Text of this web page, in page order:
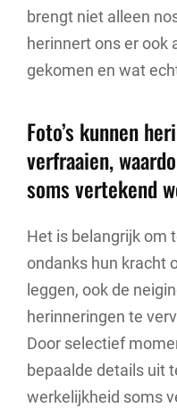
brengt niet alleen
herinnert ons er ook
gekomen en wat
Foto’s kunnen
verfraaien,
soms vertekend
Het is belangrijk om
ondanks hun kracht
leggen, ook de
herinneringen te
Door selectief
bepaalde details uit
werkelijkheid soms